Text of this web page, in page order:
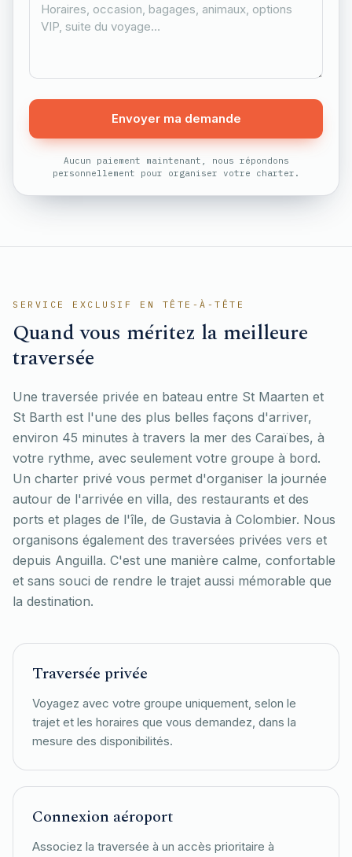
Envoyer ma demande
Aucun paiement maintenant, nous répondons
personnellement pour organiser votre charter.
SERVICE EXCLUSIF EN TÊTE-À-TÊTE
Quand vous méritez la meilleure
traversée
Une traversée privée en bateau entre St Maarten et
St Barth est l'une des plus belles façons d'arriver,
environ 45 minutes à travers la mer des Caraïbes, à
votre rythme, avec seulement votre groupe à bord.
Un charter privé vous permet d'organiser la journée
autour de l'arrivée en villa, des restaurants et des
ports et plages de l'île, de Gustavia à Colombier. Nous
organisons également des traversées privées vers et
depuis Anguilla. C'est une manière calme, confortable
et sans souci de rendre le trajet aussi mémorable que
la destination.
Traversée privée
Voyagez avec votre groupe uniquement, selon le
trajet et les horaires que vous demandez, dans la
mesure des disponibilités.
Connexion aéroport
Associez la traversée à un accès prioritaire à